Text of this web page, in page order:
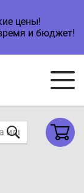
цены!
и бюджет!